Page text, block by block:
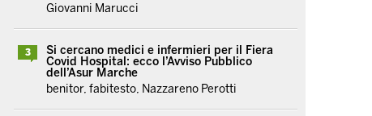
Giovanni Marucci
3
Si cercano medici e infermieri per il Fiera
Covid Hospital: ecco l’Avviso Pubblico
dell’Asur Marche
benitor, fabitesto, Nazzareno Perotti